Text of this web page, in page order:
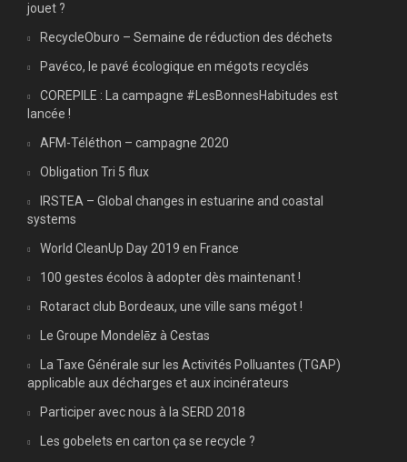
jouet ?
RecycleOburo – Semaine de réduction des déchets
Pavéco, le pavé écologique en mégots recyclés
COREPILE : La campagne #LesBonnesHabitudes est
lancée !
AFM-Téléthon – campagne 2020
Obligation Tri 5 flux
IRSTEA – Global changes in estuarine and coastal
systems
World CleanUp Day 2019 en France
100 gestes écolos à adopter dès maintenant !
Rotaract club Bordeaux, une ville sans mégot !
Le Groupe Mondelēz à Cestas
La Taxe Générale sur les Activités Polluantes (TGAP)
applicable aux décharges et aux incinérateurs
Participer avec nous à la SERD 2018
Les gobelets en carton ça se recycle ?